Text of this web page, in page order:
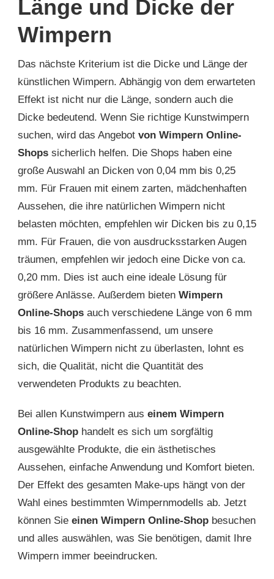
Länge und Dicke der
Wimpern
Das nächste Kriterium ist die Dicke und Länge der
künstlichen Wimpern. Abhängig von dem erwarteten
Effekt ist nicht nur die Länge, sondern auch die
Dicke bedeutend. Wenn Sie richtige Kunstwimpern
suchen, wird das Angebot von Wimpern Online-
Shops sicherlich helfen. Die Shops haben eine
große Auswahl an Dicken von 0,04 mm bis 0,25
mm. Für Frauen mit einem zarten, mädchenhaften
Aussehen, die ihre natürlichen Wimpern nicht
belasten möchten, empfehlen wir Dicken bis zu 0,15
mm. Für Frauen, die von ausdrucksstarken Augen
träumen, empfehlen wir jedoch eine Dicke von ca.
0,20 mm. Dies ist auch eine ideale Lösung für
größere Anlässe. Außerdem bieten Wimpern
Online-Shops auch verschiedene Länge von 6 mm
bis 16 mm. Zusammenfassend, um unsere
natürlichen Wimpern nicht zu überlasten, lohnt es
sich, die Qualität, nicht die Quantität des
verwendeten Produkts zu beachten.
Bei allen Kunstwimpern aus einem Wimpern
Online-Shop handelt es sich um sorgfältig
ausgewählte Produkte, die ein ästhetisches
Aussehen, einfache Anwendung und Komfort bieten.
Der Effekt des gesamten Make-ups hängt von der
Wahl eines bestimmten Wimpernmodells ab. Jetzt
können Sie einen Wimpern Online-Shop besuchen
und alles auswählen, was Sie benötigen, damit Ihre
Wimpern immer beeindrucken.